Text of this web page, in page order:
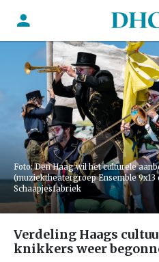
Foto: Den Haag wil het culturele
(muziektheatergroep Ensemble 9x13
Schaapjesfabriek
Verdeling Haags
knikkers weer